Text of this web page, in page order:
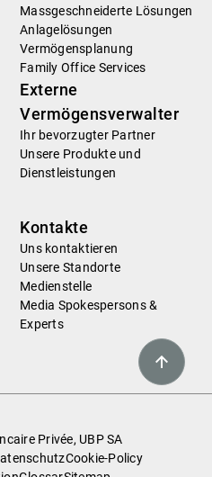
Massgeschneiderte Lösungen
Anlagelösungen
Vermögensplanung
Family Office Services
Externe
Vermögensverwalter
Ihr bevorzugter Partner
Unsere Produkte und
Dienstleistungen
Kontakte
Uns kontaktieren
Unsere Standorte
Medienstelle
Media Spokespersons &
Experts
Privée, UBP SA
Cookie-Policy